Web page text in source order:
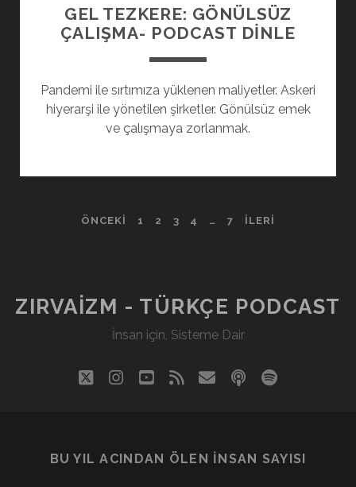
GEL TEZKERE: GÖNÜLSÜZ
ÇALIŞMA- PODCAST DINLE
Pandemi ile sırtımıza yüklenen maliyetler. Askeri
hiyerarşi ile yönetilen şirketler. Gönülsüz emek
ve çalışmaya zorlanmak.
YAZIÖNCEKI 1 2 3 4 … 7 İLERI
ZIRVAIZM - TÜRKÇE PODCAST
İnsan için, Sisteme Dair
twitterinstagram
youtube
rss epostapodcastspotify
BU YIL ACINDAN ÖLEN İNSAN SAYISI